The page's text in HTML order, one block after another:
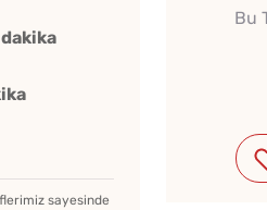
sayesinde
Bu